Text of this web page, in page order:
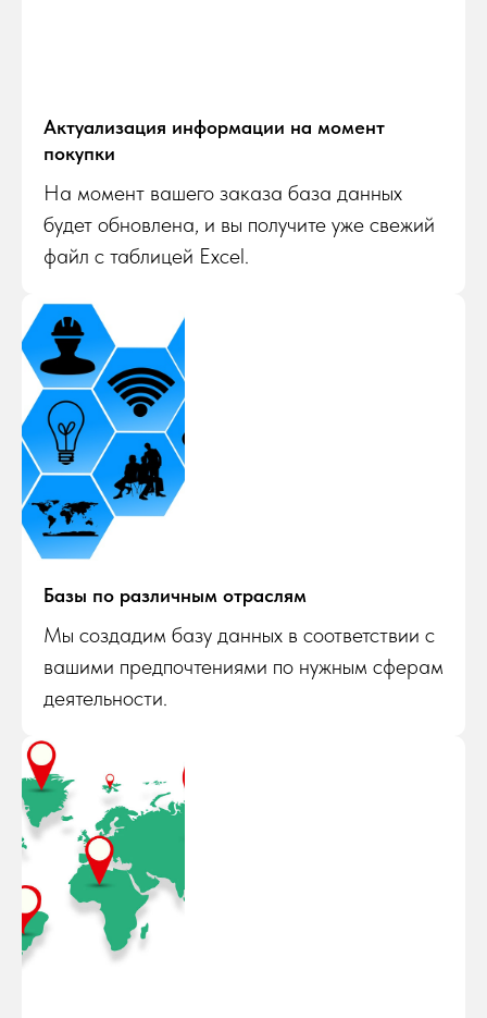
Актуализация информации на момент
покупки
На момент вашего заказа база данных
будет обновлена, и вы получите уже свежий
файл с таблицей Excel.
Базы по различным отраслям
Мы создадим базу данных в соответствии с
вашими предпочтениями по нужным сферам
деятельности.